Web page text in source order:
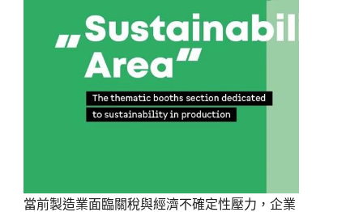
當前製造業面臨關稅與經濟不確定性壓力，企業